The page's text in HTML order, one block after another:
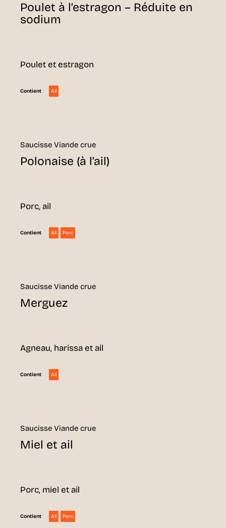
Poulet à l’estragon – Réduite en
sodium
Poulet et estragon
Contient Ail
Saucisse Viande crue
Polonaise (à l’ail)
Porc, ail
Contient Ail Porc
Saucisse Viande crue
Merguez
Agneau, harissa et ail
Contient Ail
Saucisse Viande crue
Miel et ail
Porc, miel et ail
Contient Ail Porc